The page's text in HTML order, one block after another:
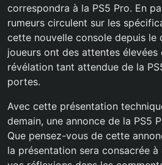
correspondra à la PS5 Pro. En
rumeurs circulent sur les
cette nouvelle console depuis le
joueurs ont des attentes élevées
révélation tant attendue de la
portes.
Avec cette présentation
demain, une annonce de la PS5
Que pensez-vous de cette
la présentation sera consacrée à